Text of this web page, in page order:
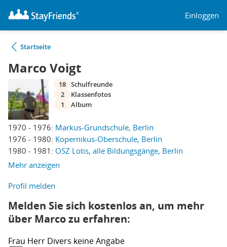
Einloggen
Startseite
Marco Voigt
1970 - 1976: Markus-Grundschule, Berlin
1976 - 1980: Kopernikus-Oberschule, Berlin
1980 - 1981: OSZ Lotis, alle Bildungsgänge, Berlin
Mehr anzeigen
18 Schulfreunde
2
Klassenfotos
1
Album
Profil melden
Melden Sie sich kostenlos an, um mehr
über Marco zu erfahren:
Frau Herr Divers keine Angabe